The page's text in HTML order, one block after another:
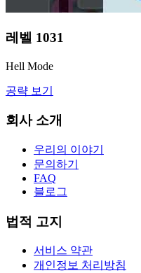
레벨 1031
Hell Mode
공략 보기
회사 소개
우리의 이야기
문의하기
FAQ
블로그
법적 고지
서비스 약관
개인정보 처리방침